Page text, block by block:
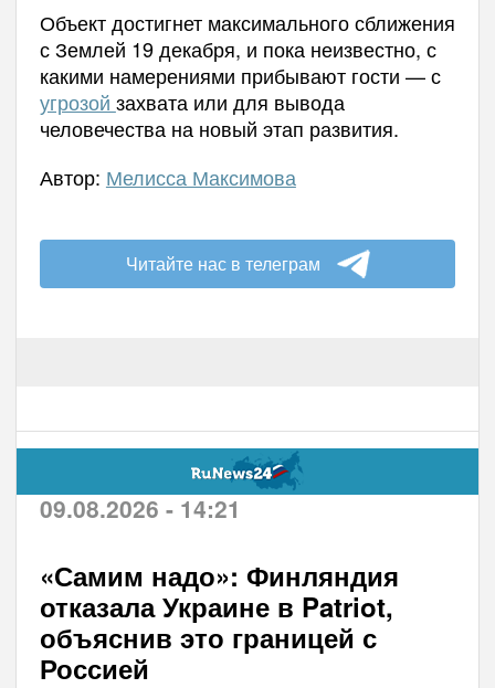
Объект достигнет максимального сближения
с Землей 19 декабря, и пока неизвестно, с
какими намерениями прибывают гости — с
угрозой захвата или для вывода
человечества на новый этап развития.
Автор: Мелисса Максимова
Читайте нас в телеграм
09.08.2026 - 14:21
«Самим надо»: Финляндия
отказала Украине в Patriot,
объяснив это границей с
Россией